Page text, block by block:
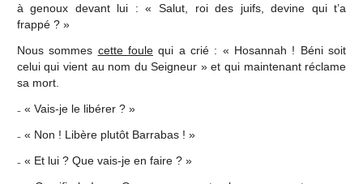
à genoux devant lui : « Salut, roi des juifs, devine qui t’a
frappé ? »
Nous sommes cette foulequi a crié : « Hosannah ! Béni soit
celui qui vient au nom du Seigneur » et qui maintenant réclame
sa mort.
₋ « Vais-je le libérer ? »
₋ « Non ! Libère plutôt Barrabas ! »
₋ « Et lui ? Que vais-je en faire ? »